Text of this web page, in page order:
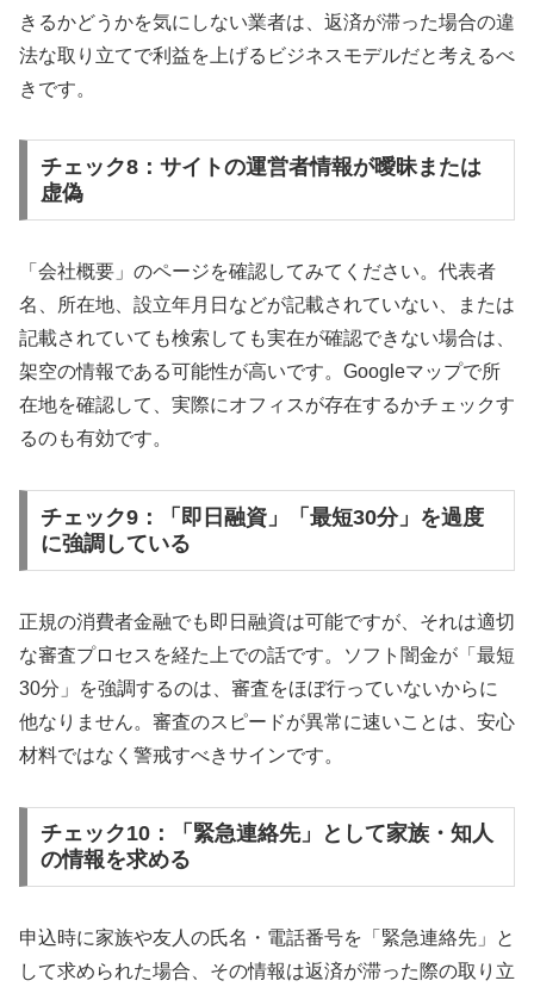
きるかどうかを気にしない業者は、返済が滞った場合の違
法な取り立てで利益を上げるビジネスモデルだと考えるべ
きです。
チェック8：サイトの運営者情報が曖昧または
虚偽
「会社概要」のページを確認してみてください。代表者
名、所在地、設立年月日などが記載されていない、または
記載されていても検索しても実在が確認できない場合は、
架空の情報である可能性が高いです。Googleマップで所
在地を確認して、実際にオフィスが存在するかチェックす
るのも有効です。
チェック9：「即日融資」「最短30分」を過度
に強調している
正規の消費者金融でも即日融資は可能ですが、それは適切
な審査プロセスを経た上での話です。ソフト闇金が「最短
30分」を強調するのは、審査をほぼ行っていないからに
他なりません。審査のスピードが異常に速いことは、安心
材料ではなく警戒すべきサインです。
チェック10：「緊急連絡先」として家族・知人
の情報を求める
申込時に家族や友人の氏名・電話番号を「緊急連絡先」と
して求められた場合、その情報は返済が滞った際の取り立